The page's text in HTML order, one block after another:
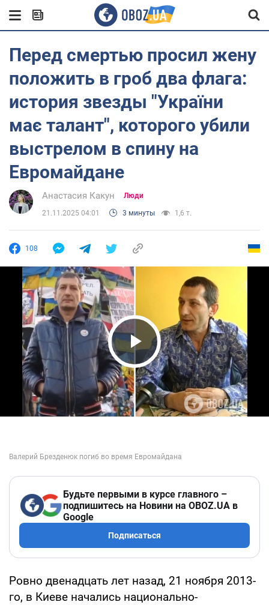
Перед смертью просил жену
положить в гроб два флага:
история звезды "України
має талант", которого убили
выстрелом в спину на
Евромайдане
Анастасия Какун Люди
21.11.2025 04:01 3 минуты 1,6 т.
108
Play Video
Будьте первыми в курсе главного –
подпишитесь на Новини на OBOZ.UA в
Google
Подписаться
Ровно двенадцать лет назад, 21 ноября 2013-
го, в Киеве начались национально-